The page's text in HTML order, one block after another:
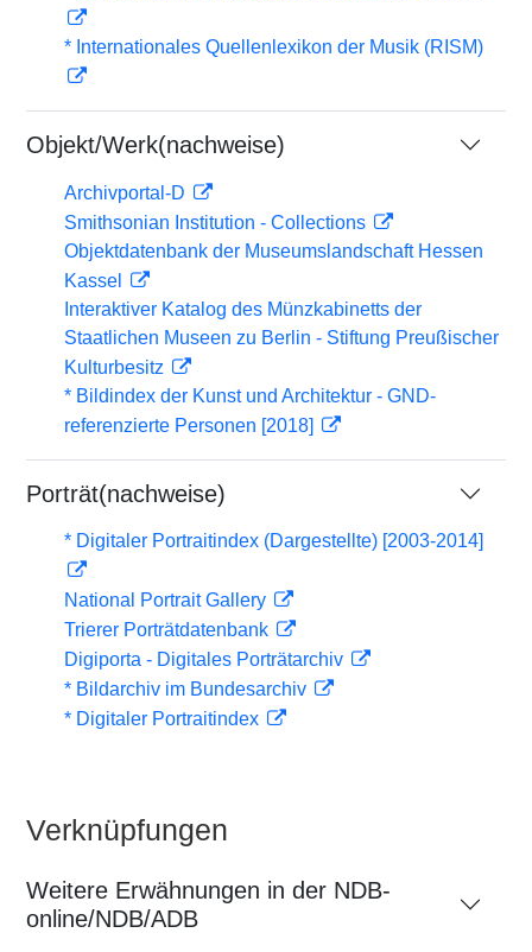
* Internationales Quellenlexikon der Musik (RISM)
Objekt/Werk(nachweise)
Archivportal-D
Smithsonian Institution - Collections
Objektdatenbank der Museumslandschaft Hessen
Kassel
Interaktiver Katalog des Münzkabinetts der
Staatlichen Museen zu Berlin - Stiftung Preußischer
Kulturbesitz
* Bildindex der Kunst und Architektur - GND-
referenzierte Personen [2018]
Porträt(nachweise)
* Digitaler Portraitindex (Dargestellte) [2003-2014]
National Portrait Gallery
Trierer Porträtdatenbank
Digiporta - Digitales Porträtarchiv
* Bildarchiv im Bundesarchiv
* Digitaler Portraitindex
Verknüpfungen
Weitere Erwähnungen in der NDB-
online/NDB/ADB